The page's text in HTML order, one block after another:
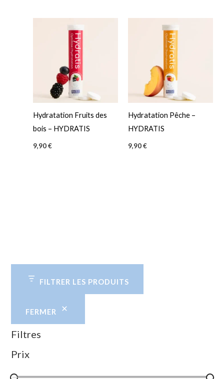
FILTRER LES PRODUITS
FERMER
Filtres
Prix
Hydratation Fruits des
bois – HYDRATIS
9,90€
Hydratation Pêche –
HYDRATIS
9,90€